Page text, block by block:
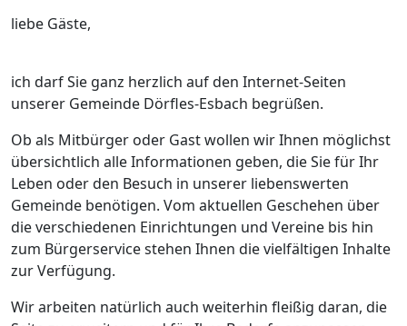
liebe Gäste,
ich darf Sie ganz herzlich auf den Internet-Seiten
unserer Gemeinde Dörfles-Esbach begrüßen.
Ob als Mitbürger oder Gast wollen wir Ihnen möglichst
übersichtlich alle Informationen geben, die Sie für Ihr
Leben oder den Besuch in unserer liebenswerten
Gemeinde benötigen. Vom aktuellen Geschehen über
die verschiedenen Einrichtungen und Vereine bis hin
zum Bürgerservice stehen Ihnen die vielfältigen Inhalte
zur Verfügung.
Wir arbeiten natürlich auch weiterhin fleißig daran, die